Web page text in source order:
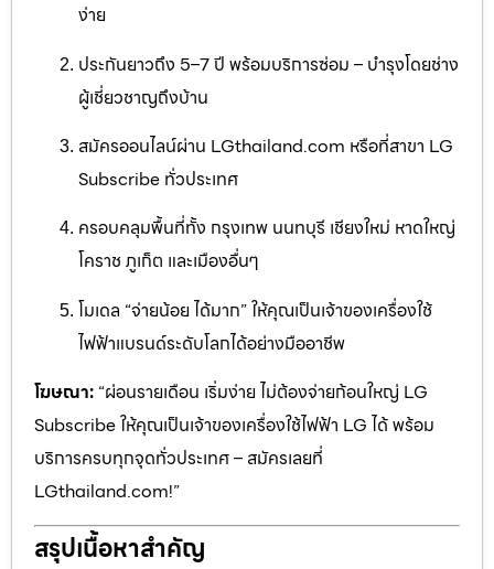
ง่าย
ประกันยาวถึง 5–7 ปี พร้อมบริการซ่อม – บำรุงโดยช่าง
ผู้เชี่ยวชาญถึงบ้าน
สมัครออนไลน์ผ่าน LGthailand.com หรือที่สาขา LG
Subscribe ทั่วประเทศ
ครอบคลุมพื้นที่ทั้ง กรุงเทพ นนทบุรี เชียงใหม่ หาดใหญ่
โคราช ภูเก็ต และเมืองอื่นๆ
โมเดล “จ่ายน้อย ได้มาก” ให้คุณเป็นเจ้าของเครื่องใช้
ไฟฟ้าแบรนด์ระดับโลกได้อย่างมืออาชีพ
โฆษณา: “ผ่อนรายเดือน เริ่มง่าย ไม่ต้องจ่ายก้อนใหญ่ LG
Subscribe ให้คุณเป็นเจ้าของเครื่องใช้ไฟฟ้า LG ได้ พร้อม
บริการครบทุกจุดทั่วประเทศ – สมัครเลยที่
LGthailand.com!”
สรุปเนื้อหาสำคัญ